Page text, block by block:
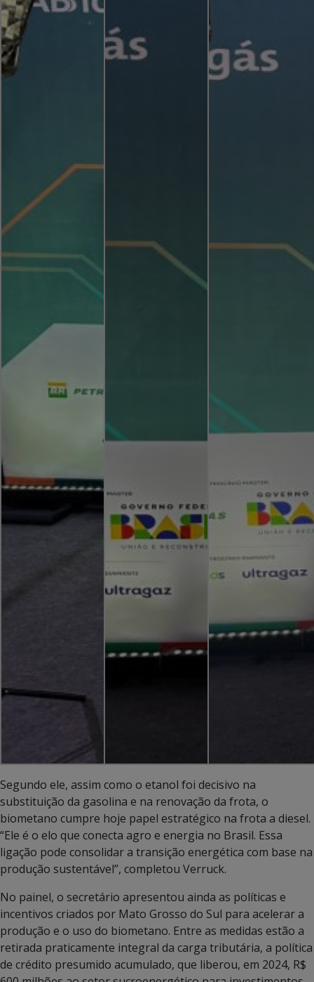
Segundo ele, assim como o etanol foi decisivo na
substituição da gasolina e na renovação da frota, o
biometano cumpre hoje papel estratégico na frota a diesel.
“Ele é o elo que conecta agro e energia no Brasil. Essa
ligação pode consolidar a transição energética com base na
produção sustentável”, completou Verruck.
No painel, o secretário apresentou ainda as políticas e
incentivos criados por Mato Grosso do Sul para acelerar a
produção e o uso do biometano. Entre as medidas estão a
retirada praticamente integral da carga tributária, a política
de crédito presumido acumulado, que liberou, em 2024, R$